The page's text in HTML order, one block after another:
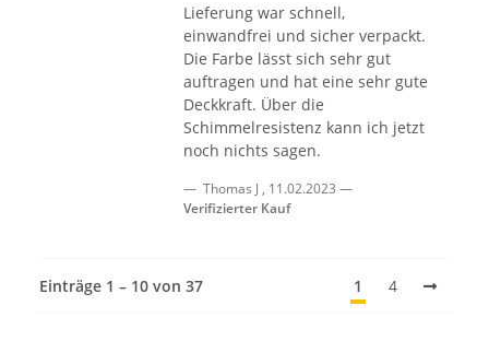
Lieferung war schnell,
einwandfrei und sicher verpackt.
Die Farbe lässt sich sehr gut
auftragen und hat eine sehr gute
Deckkraft. Über die
Schimmelresistenz kann ich jetzt
noch nichts sagen.
Thomas J , 11.02.2023
Verifizierter Kauf
Einträge 1 – 10 von 37 1 4